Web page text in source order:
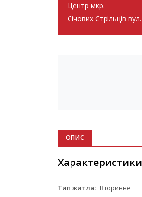
Центр мкр.
Січових Стрільців вул.
ОПИС
Характеристики
Тип житла: Вторинне